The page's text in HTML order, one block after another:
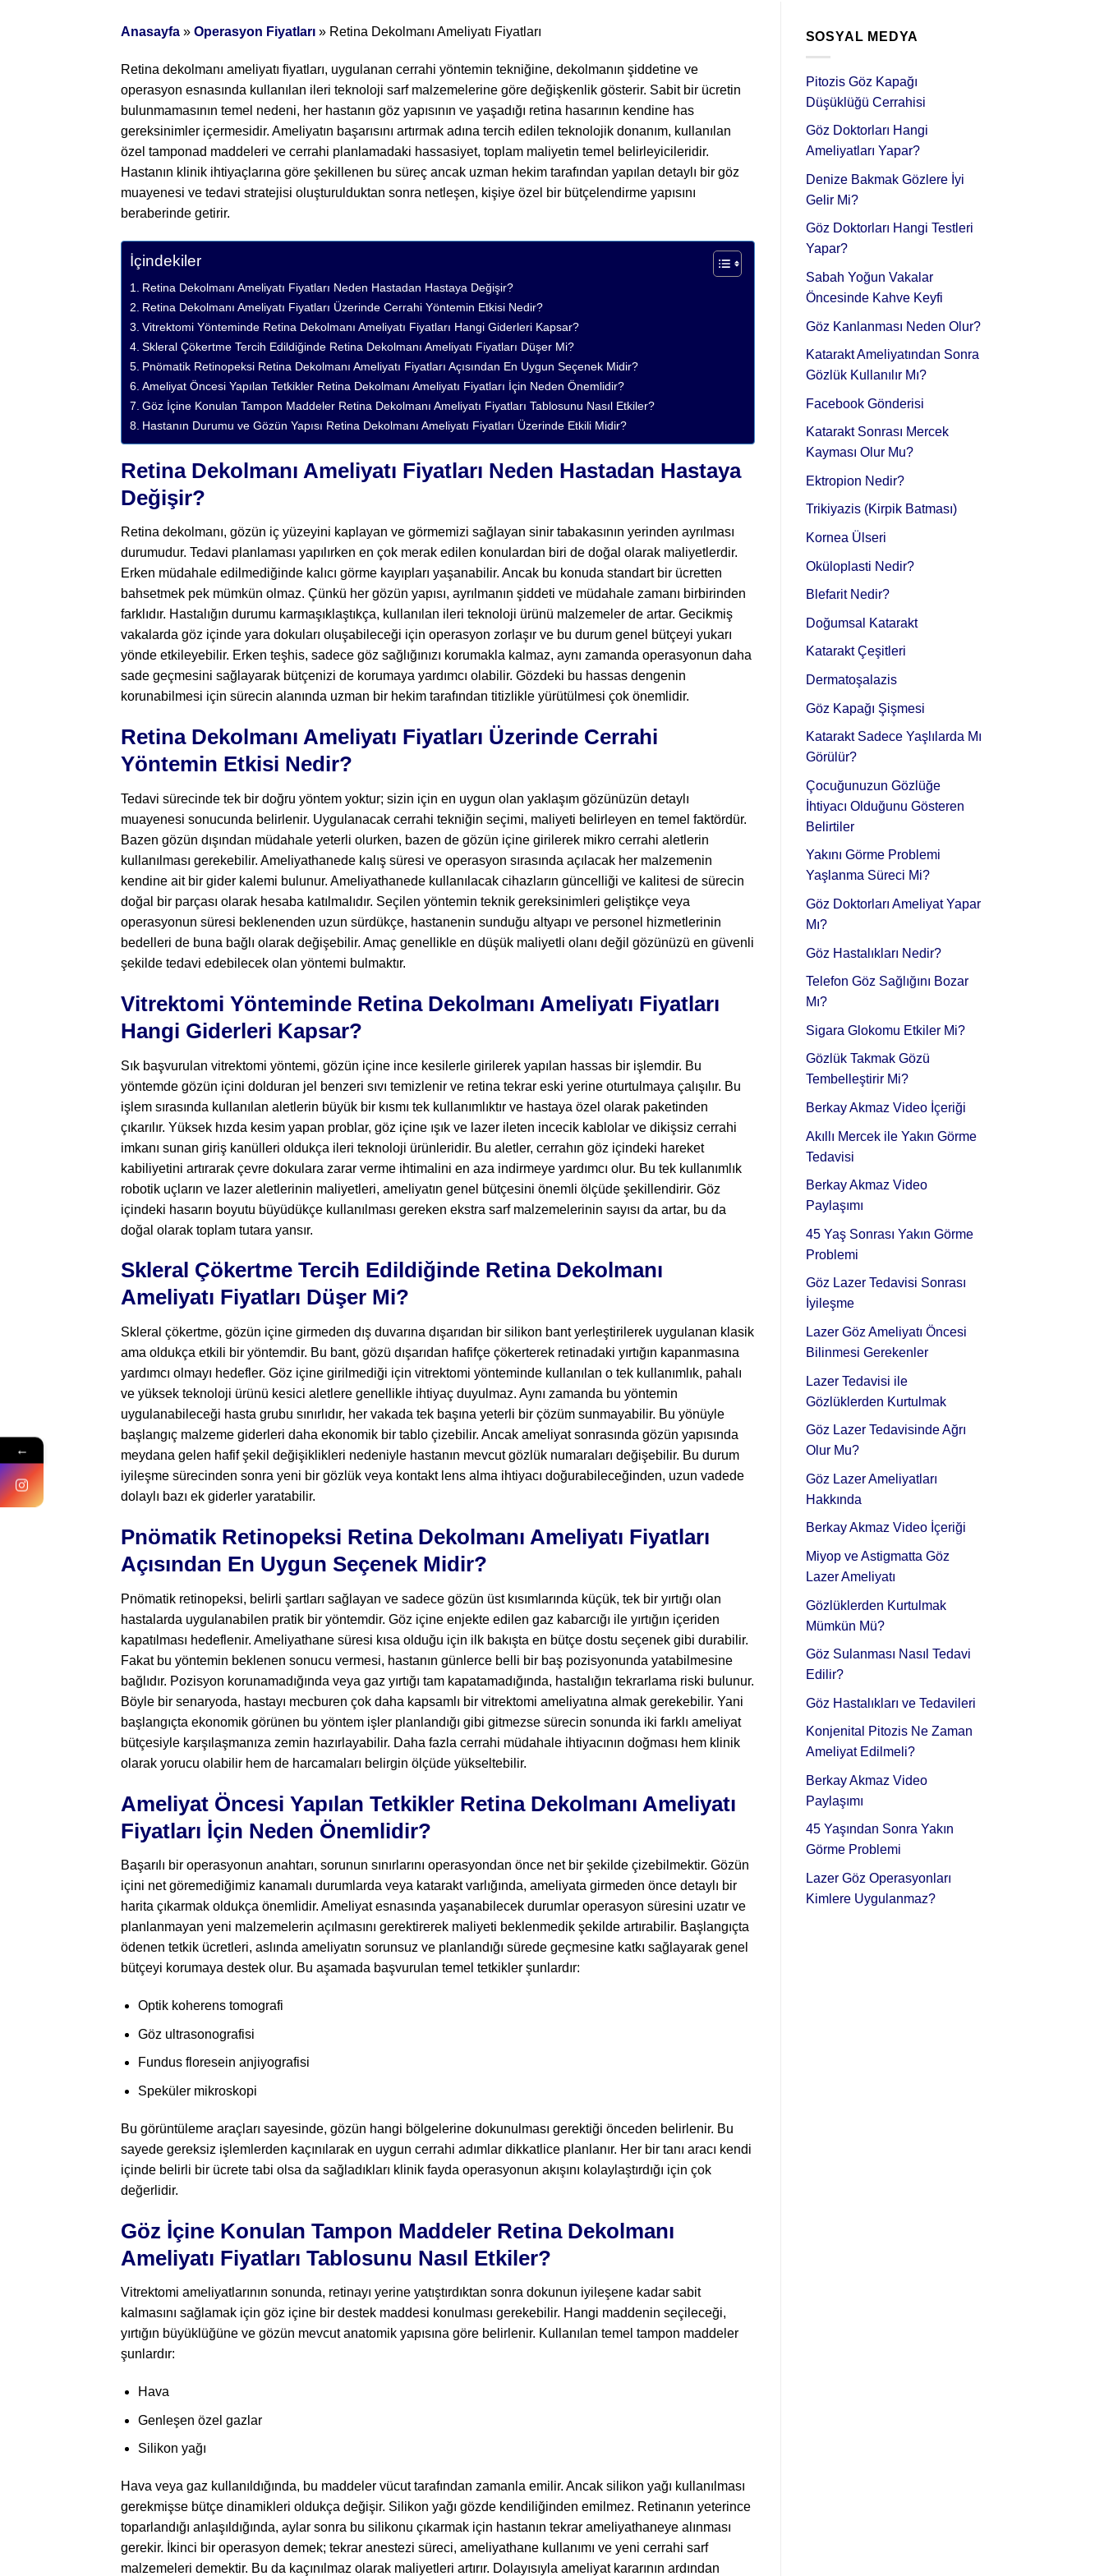
Anasayfa » Operasyon Fiyatları » Retina Dekolmanı Ameliyatı Fiyatları
Retina dekolmanı ameliyatı fiyatları, uygulanan cerrahi yöntemin tekniğine, dekolmanın şiddetine ve
operasyon esnasında kullanılan ileri teknoloji sarf malzemelerine göre değişkenlik gösterir. Sabit bir ücretin
bulunmamasının temel nedeni, her hastanın göz yapısının ve yaşadığı retina hasarının kendine has
gereksinimler içermesidir. Ameliyatın başarısını artırmak adına tercih edilen teknolojik donanım, kullanılan
özel tamponad maddeleri ve cerrahi planlamadaki hassasiyet, toplam maliyetin temel belirleyicileridir.
Hastanın klinik ihtiyaçlarına göre şekillenen bu süreç ancak uzman hekim tarafından yapılan detaylı bir göz
muayenesi ve tedavi stratejisi oluşturulduktan sonra netleşen, kişiye özel bir bütçelendirme yapısını
beraberinde getirir.
İçindekiler
Retina Dekolmanı Ameliyatı Fiyatları Neden Hastadan Hastaya Değişir?
Retina Dekolmanı Ameliyatı Fiyatları Üzerinde Cerrahi Yöntemin Etkisi Nedir?
Vitrektomi Yönteminde Retina Dekolmanı Ameliyatı Fiyatları Hangi Giderleri Kapsar?
Skleral Çökertme Tercih Edildiğinde Retina Dekolmanı Ameliyatı Fiyatları Düşer Mi?
Pnömatik Retinopeksi Retina Dekolmanı Ameliyatı Fiyatları Açısından En Uygun Seçenek Midir?
Ameliyat Öncesi Yapılan Tetkikler Retina Dekolmanı Ameliyatı Fiyatları İçin Neden Önemlidir?
Göz İçine Konulan Tampon Maddeler Retina Dekolmanı Ameliyatı Fiyatları Tablosunu Nasıl Etkiler?
Hastanın Durumu ve Gözün Yapısı Retina Dekolmanı Ameliyatı Fiyatları Üzerinde Etkili Midir?
Retina Dekolmanı Ameliyatı Fiyatları Neden Hastadan Hastaya
Değişir?
Retina dekolmanı, gözün iç yüzeyini kaplayan ve görmemizi sağlayan sinir tabakasının yerinden ayrılması
durumudur. Tedavi planlaması yapılırken en çok merak edilen konulardan biri de doğal olarak maliyetlerdir.
Erken müdahale edilmediğinde kalıcı görme kayıpları yaşanabilir. Ancak bu konuda standart bir ücretten
bahsetmek pek mümkün olmaz. Çünkü her gözün yapısı, ayrılmanın şiddeti ve müdahale zamanı birbirinden
farklıdır. Hastalığın durumu karmaşıklaştıkça, kullanılan ileri teknoloji ürünü malzemeler de artar. Gecikmiş
vakalarda göz içinde yara dokuları oluşabileceği için operasyon zorlaşır ve bu durum genel bütçeyi yukarı
yönde etkileyebilir. Erken teşhis, sadece göz sağlığınızı korumakla kalmaz, aynı zamanda operasyonun daha
sade geçmesini sağlayarak bütçenizi de korumaya yardımcı olabilir. Gözdeki bu hassas dengenin
korunabilmesi için sürecin alanında uzman bir hekim tarafından titizlikle yürütülmesi çok önemlidir.
Retina Dekolmanı Ameliyatı Fiyatları Üzerinde Cerrahi
Yöntemin Etkisi Nedir?
Tedavi sürecinde tek bir doğru yöntem yoktur; sizin için en uygun olan yaklaşım gözünüzün detaylı
muayenesi sonucunda belirlenir. Uygulanacak cerrahi tekniğin seçimi, maliyeti belirleyen en temel faktördür.
Bazen gözün dışından müdahale yeterli olurken, bazen de gözün içine girilerek mikro cerrahi aletlerin
kullanılması gerekebilir. Ameliyathanede kalış süresi ve operasyon sırasında açılacak her malzemenin
kendine ait bir gider kalemi bulunur. Ameliyathanede kullanılacak cihazların güncelliği ve kalitesi de sürecin
doğal bir parçası olarak hesaba katılmalıdır. Seçilen yöntemin teknik gereksinimleri geliştikçe veya
operasyonun süresi beklenenden uzun sürdükçe, hastanenin sunduğu altyapı ve personel hizmetlerinin
bedelleri de buna bağlı olarak değişebilir. Amaç genellikle en düşük maliyetli olanı değil gözünüzü en güvenli
şekilde tedavi edebilecek olan yöntemi bulmaktır.
Vitrektomi Yönteminde Retina Dekolmanı Ameliyatı Fiyatları
Hangi Giderleri Kapsar?
Sık başvurulan vitrektomi yöntemi, gözün içine ince kesilerle girilerek yapılan hassas bir işlemdir. Bu
yöntemde gözün içini dolduran jel benzeri sıvı temizlenir ve retina tekrar eski yerine oturtulmaya çalışılır. Bu
işlem sırasında kullanılan aletlerin büyük bir kısmı tek kullanımlıktır ve hastaya özel olarak paketinden
çıkarılır. Yüksek hızda kesim yapan problar, göz içine ışık ve lazer ileten incecik kablolar ve dikişsiz cerrahi
imkanı sunan giriş kanülleri oldukça ileri teknoloji ürünleridir. Bu aletler, cerrahın göz içindeki hareket
kabiliyetini artırarak çevre dokulara zarar verme ihtimalini en aza indirmeye yardımcı olur. Bu tek kullanımlık
robotik uçların ve lazer aletlerinin maliyetleri, ameliyatın genel bütçesini önemli ölçüde şekillendirir. Göz
içindeki hasarın boyutu büyüdükçe kullanılması gereken ekstra sarf malzemelerinin sayısı da artar, bu da
doğal olarak toplam tutara yansır.
Skleral Çökertme Tercih Edildiğinde Retina Dekolmanı
Ameliyatı Fiyatları Düşer Mi?
Skleral çökertme, gözün içine girmeden dış duvarına dışarıdan bir silikon bant yerleştirilerek uygulanan klasik
ama oldukça etkili bir yöntemdir. Bu bant, gözü dışarıdan hafifçe çökerterek retinadaki yırtığın kapanmasına
yardımcı olmayı hedefler. Göz içine girilmediği için vitrektomi yönteminde kullanılan o tek kullanımlık, pahalı
ve yüksek teknoloji ürünü kesici aletlere genellikle ihtiyaç duyulmaz. Aynı zamanda bu yöntemin
uygulanabileceği hasta grubu sınırlıdır, her vakada tek başına yeterli bir çözüm sunmayabilir. Bu yönüyle
başlangıç malzeme giderleri daha ekonomik bir tablo çizebilir. Ancak ameliyat sonrasında gözün yapısında
meydana gelen hafif şekil değişiklikleri nedeniyle hastanın mevcut gözlük numaraları değişebilir. Bu durum
iyileşme sürecinden sonra yeni bir gözlük veya kontakt lens alma ihtiyacı doğurabileceğinden, uzun vadede
dolaylı bazı ek giderler yaratabilir.
Pnömatik Retinopeksi Retina Dekolmanı Ameliyatı Fiyatları
Açısından En Uygun Seçenek Midir?
Pnömatik retinopeksi, belirli şartları sağlayan ve sadece gözün üst kısımlarında küçük, tek bir yırtığı olan
hastalarda uygulanabilen pratik bir yöntemdir. Göz içine enjekte edilen gaz kabarcığı ile yırtığın içeriden
kapatılması hedeflenir. Ameliyathane süresi kısa olduğu için ilk bakışta en bütçe dostu seçenek gibi durabilir.
Fakat bu yöntemin beklenen sonucu vermesi, hastanın günlerce belli bir baş pozisyonunda yatabilmesine
bağlıdır. Pozisyon korunamadığında veya gaz yırtığı tam kapatamadığında, hastalığın tekrarlama riski bulunur.
Böyle bir senaryoda, hastayı mecburen çok daha kapsamlı bir vitrektomi ameliyatına almak gerekebilir. Yani
başlangıçta ekonomik görünen bu yöntem işler planlandığı gibi gitmezse sürecin sonunda iki farklı ameliyat
bütçesiyle karşılaşmanıza zemin hazırlayabilir. Daha fazla cerrahi müdahale ihtiyacının doğması hem klinik
olarak yorucu olabilir hem de harcamaları belirgin ölçüde yükseltebilir.
Ameliyat Öncesi Yapılan Tetkikler Retina Dekolmanı Ameliyatı
Fiyatları İçin Neden Önemlidir?
Başarılı bir operasyonun anahtarı, sorunun sınırlarını operasyondan önce net bir şekilde çizebilmektir. Gözün
içini net göremediğimiz kanamalı durumlarda veya katarakt varlığında, ameliyata girmeden önce detaylı bir
harita çıkarmak oldukça önemlidir. Ameliyat esnasında yaşanabilecek durumlar operasyon süresini uzatır ve
planlanmayan yeni malzemelerin açılmasını gerektirerek maliyeti beklenmedik şekilde artırabilir. Başlangıçta
ödenen tetkik ücretleri, aslında ameliyatın sorunsuz ve planlandığı sürede geçmesine katkı sağlayarak genel
bütçeyi korumaya destek olur. Bu aşamada başvurulan temel tetkikler şunlardır:
Optik koherens tomografi
Göz ultrasonografisi
Fundus floresein anjiyografisi
Speküler mikroskopi
Bu görüntüleme araçları sayesinde, gözün hangi bölgelerine dokunulması gerektiği önceden belirlenir. Bu
sayede gereksiz işlemlerden kaçınılarak en uygun cerrahi adımlar dikkatlice planlanır. Her bir tanı aracı kendi
içinde belirli bir ücrete tabi olsa da sağladıkları klinik fayda operasyonun akışını kolaylaştırdığı için çok
değerlidir.
Göz İçine Konulan Tampon Maddeler Retina Dekolmanı
Ameliyatı Fiyatları Tablosunu Nasıl Etkiler?
Vitrektomi ameliyatlarının sonunda, retinayı yerine yatıştırdıktan sonra dokunun iyileşene kadar sabit
kalmasını sağlamak için göz içine bir destek maddesi konulması gerekebilir. Hangi maddenin seçileceği,
yırtığın büyüklüğüne ve gözün mevcut anatomik yapısına göre belirlenir. Kullanılan temel tampon maddeler
şunlardır:
Hava
Genleşen özel gazlar
Silikon yağı
Hava veya gaz kullanıldığında, bu maddeler vücut tarafından zamanla emilir. Ancak silikon yağı kullanılması
gerekmişse bütçe dinamikleri oldukça değişir. Silikon yağı gözde kendiliğinden emilmez. Retinanın yeterince
toparlandığı anlaşıldığında, aylar sonra bu silikonu çıkarmak için hastanın tekrar ameliyathaneye alınması
gerekir. İkinci bir operasyon demek; tekrar anestezi süreci, ameliyathane kullanımı ve yeni cerrahi sarf
malzemeleri demektir. Bu da kaçınılmaz olarak maliyetleri artırır. Dolayısıyla ameliyat kararının ardından
SOSYAL MEDYA
Pitozis Göz Kapağı
Düşüklüğü Cerrahisi
Göz Doktorları Hangi
Ameliyatları Yapar?
Denize Bakmak Gözlere İyi
Gelir Mi?
Göz Doktorları Hangi Testleri
Yapar?
Sabah Yoğun Vakalar
Öncesinde Kahve Keyfi
Göz Kanlanması Neden Olur?
Katarakt Ameliyatından Sonra
Gözlük Kullanılır Mı?
Facebook Gönderisi
Katarakt Sonrası Mercek
Kayması Olur Mu?
Ektropion Nedir?
Trikiyazis (Kirpik Batması)
Kornea Ülseri
Oküloplasti Nedir?
Blefarit Nedir?
Doğumsal Katarakt
Katarakt Çeşitleri
Dermatoşalazis
Göz Kapağı Şişmesi
Katarakt Sadece Yaşlılarda Mı
Görülür?
Çocuğunuzun Gözlüğe
İhtiyacı Olduğunu Gösteren
Belirtiler
Yakını Görme Problemi
Yaşlanma Süreci Mi?
Göz Doktorları Ameliyat Yapar
Mı?
Göz Hastalıkları Nedir?
Telefon Göz Sağlığını Bozar
Mı?
Sigara Glokomu Etkiler Mi?
Gözlük Takmak Gözü
Tembelleştirir Mi?
Berkay Akmaz Video İçeriği
Akıllı Mercek ile Yakın Görme
Tedavisi
Berkay Akmaz Video
Paylaşımı
45 Yaş Sonrası Yakın Görme
Problemi
Göz Lazer Tedavisi Sonrası
İyileşme
Lazer Göz Ameliyatı Öncesi
Bilinmesi Gerekenler
Lazer Tedavisi ile
Gözlüklerden Kurtulmak
Göz Lazer Tedavisinde Ağrı
Olur Mu?
Göz Lazer Ameliyatları
Hakkında
Berkay Akmaz Video İçeriği
Miyop ve Astigmatta Göz
Lazer Ameliyatı
Gözlüklerden Kurtulmak
Mümkün Mü?
Göz Sulanması Nasıl Tedavi
Edilir?
Göz Hastalıkları ve Tedavileri
Konjenital Pitozis Ne Zaman
Ameliyat Edilmeli?
Berkay Akmaz Video
Paylaşımı
45 Yaşından Sonra Yakın
Görme Problemi
Lazer Göz Operasyonları
Kimlere Uygulanmaz?
←